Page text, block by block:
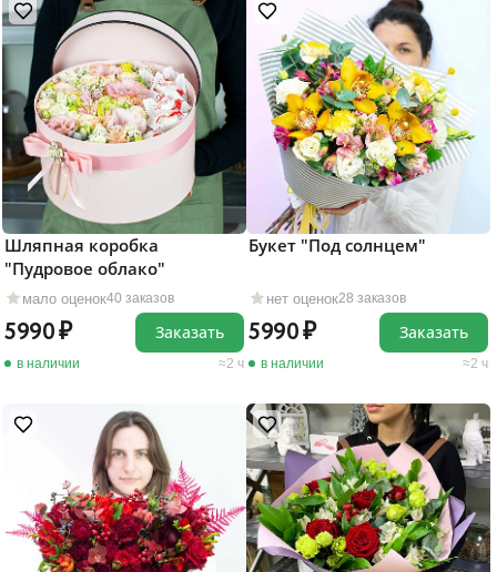
мало оценок40 заказов
Шляпная коробка
"Пудровое облако"
5990
в наличии 2 ч
Заказать
нет оценок28 заказов
Букет "Под солнцем"
5990
в наличии 2 ч
Заказать